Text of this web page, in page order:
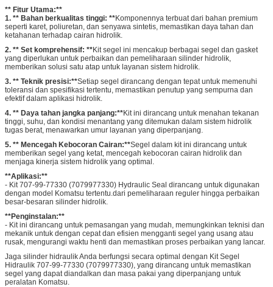
** Fitur Utama:**
1. ** Bahan berkualitas tinggi: **Komponennya terbuat dari bahan premium
seperti karet, poliuretan, dan senyawa sintetis, memastikan daya tahan dan
ketahanan terhadap cairan hidrolik.
2. ** Set komprehensif: **Kit segel ini mencakup berbagai segel dan gasket
yang diperlukan untuk perbaikan dan pemeliharaan silinder hidrolik,
memberikan solusi satu atap untuk layanan sistem hidrolik.
3. ** Teknik presisi:**Setiap segel dirancang dengan tepat untuk memenuhi
toleransi dan spesifikasi tertentu, memastikan penutup yang sempurna dan
efektif dalam aplikasi hidrolik.
4. ** Daya tahan jangka panjang:**Kit ini dirancang untuk menahan tekanan
tinggi, suhu, dan kondisi menantang yang ditemukan dalam sistem hidrolik
tugas berat, menawarkan umur layanan yang diperpanjang.
5. ** Mencegah Kebocoran Cairan:**Segel dalam kit ini dirancang untuk
memberikan segel yang ketat, mencegah kebocoran cairan hidrolik dan
menjaga kinerja sistem hidrolik yang optimal.
**Aplikasi:**
- Kit 707-99-77330 (7079977330) Hydraulic Seal dirancang untuk digunakan
dengan model Komatsu tertentu.dari pemeliharaan reguler hingga perbaikan
besar-besaran silinder hidrolik.
**Penginstalan:**
- Kit ini dirancang untuk pemasangan yang mudah, memungkinkan teknisi dan
mekanik untuk dengan cepat dan efisien mengganti segel yang usang atau
rusak, mengurangi waktu henti dan memastikan proses perbaikan yang lancar.
Jaga silinder hidraulik Anda berfungsi secara optimal dengan Kit Segel
Hidraulik 707-99-77330 (7079977330), yang dirancang untuk memastikan
segel yang dapat diandalkan dan masa pakai yang diperpanjang untuk
peralatan Komatsu.